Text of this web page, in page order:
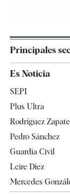
Principales
Televisión
Es Noticia
SEPI
Plus Ultra
Rodríguez
Pedro Sánchez
Guardia Civil
Leire Díez
Mercedes